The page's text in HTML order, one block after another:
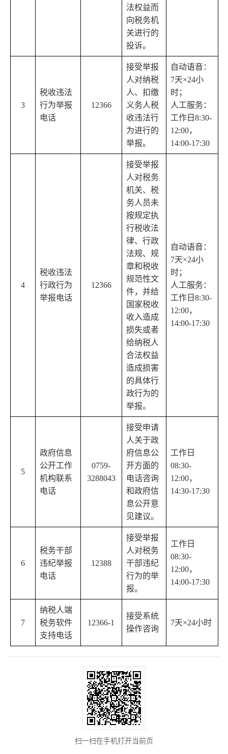
法权益而
向税务机
关进行的
投诉。
3
税收违法
行为举报
电话
12366
接受举报
人对纳税
人、扣缴
义务人税
收违法行
为进行的
举报。
自动语音：
7天×24小
时；
人工服务：
工作日8:30-
12:00，
14:00-17:30
4
税收违法
行政行为
举报电话
12366
接受举报
人对税务
机关、税
务人员未
按规定执
行税收法
律、行政
法规、规
章和税收
规范性文
件，并给
国家税收
收入造成
损失或者
给纳税人
合法权益
造成损害
的具体行
政行为的
举报。
自动语音：
7天×24小
时；
人工服务：
工作日8:30-
12:00，
14:00-17:30
5
政府信息
公开工作
机构联系
电话
0759-
3288043
接受申请
人关于政
府信息公
开方面的
电话咨询
和政府信
息公开意
见建议。
工作日
08:30-
12:00，
14:30-17:30
6
税务干部
违纪举报
电话
12388
接受举报
人对税务
干部违纪
行为的举
报。
工作日
08:30-
12:00，
14:00-17:30
7
纳税人端
税务软件
支持电话
12366-1
接受系统
操作咨询
7天×24小时
扫一扫在手机打开当前页